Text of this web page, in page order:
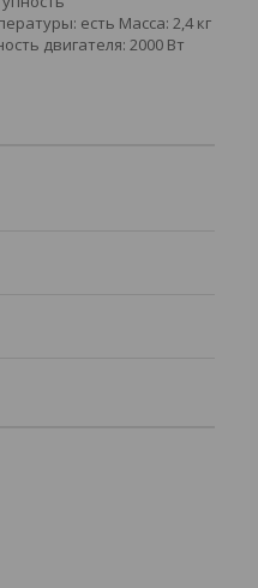
есть Масса: 2,4 кг
двигателя: 2000 Вт